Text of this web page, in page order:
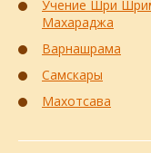
Учение Шри
Махараджа
Варнашрама
Самскары
Махотсава